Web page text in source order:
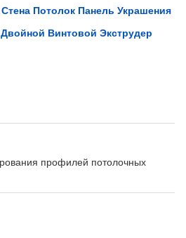
Потолок Панель Украшения
Винтовой Экструдер
профилей потолочных